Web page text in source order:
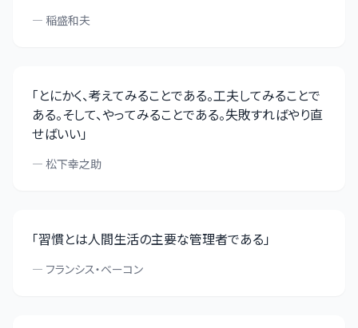
— 稲盛和夫
「とにかく、考えてみることである。工夫してみることで
ある。そして、やってみることである。失敗すればやり直
せばいい」
— 松下幸之助
「習慣とは人間生活の主要な管理者である」
— フランシス・ベーコン